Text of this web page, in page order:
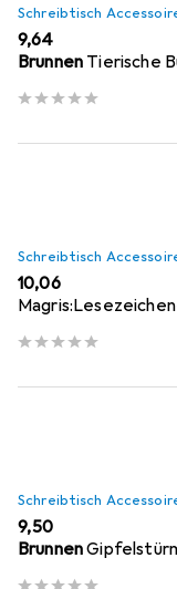
Schreibtisch
EUR
9,64
Brunnen Tierische
Schreibtisch
EUR
10,06
Schreibtisch
EUR
9,50
Brunnen